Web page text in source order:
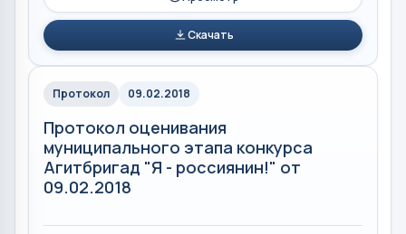
Скачать
Протокол 09.02.2018
Протокол оценивания
муниципального этапа конкурса
Агитбригад "Я - россиянин!" от
09.02.2018